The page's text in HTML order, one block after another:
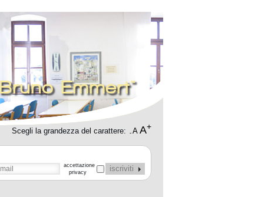
Emmert"
Scegli la grandezza del carattere: -A A+
accettazione
privacy
iscriviti